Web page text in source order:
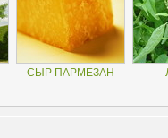
СЫР ПАРМЕЗАН